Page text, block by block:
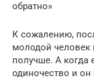
обратно»
К сожалению,
молодой человек
получше. А когда
одиночество и